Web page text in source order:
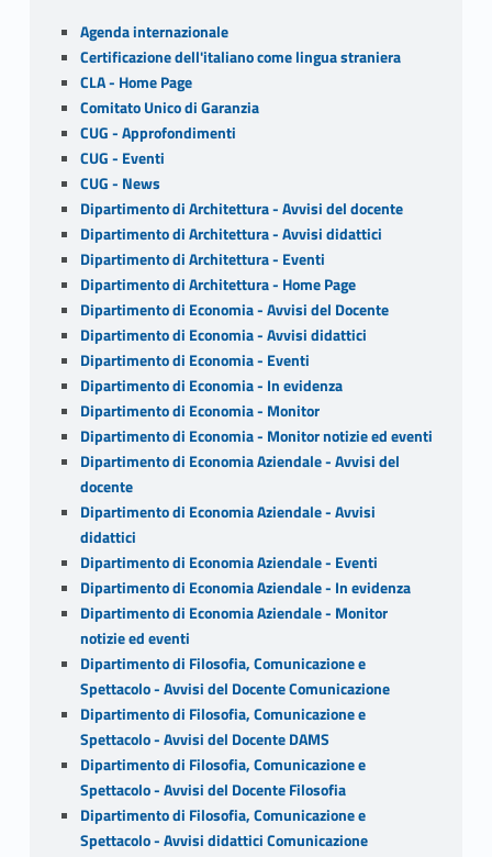
Sidebar
Agenda internazionale
Certificazione dell'italiano come lingua straniera
CLA - Home Page
Comitato Unico di Garanzia
CUG - Approfondimenti
CUG - Eventi
CUG - News
Dipartimento di Architettura - Avvisi del docente
Dipartimento di Architettura - Avvisi didattici
Dipartimento di Architettura - Eventi
Dipartimento di Architettura - Home Page
Dipartimento di Economia - Avvisi del Docente
Dipartimento di Economia - Avvisi didattici
Dipartimento di Economia - Eventi
Dipartimento di Economia - In evidenza
Dipartimento di Economia - Monitor
Dipartimento di Economia - Monitor notizie ed eventi
Dipartimento di Economia Aziendale - Avvisi del
docente
Dipartimento di Economia Aziendale - Avvisi
didattici
Dipartimento di Economia Aziendale - Eventi
Dipartimento di Economia Aziendale - In evidenza
Dipartimento di Economia Aziendale - Monitor
notizie ed eventi
Dipartimento di Filosofia, Comunicazione e
Spettacolo - Avvisi del Docente Comunicazione
Dipartimento di Filosofia, Comunicazione e
Spettacolo - Avvisi del Docente DAMS
Dipartimento di Filosofia, Comunicazione e
Spettacolo - Avvisi del Docente Filosofia
Dipartimento di Filosofia, Comunicazione e
Spettacolo - Avvisi didattici Comunicazione